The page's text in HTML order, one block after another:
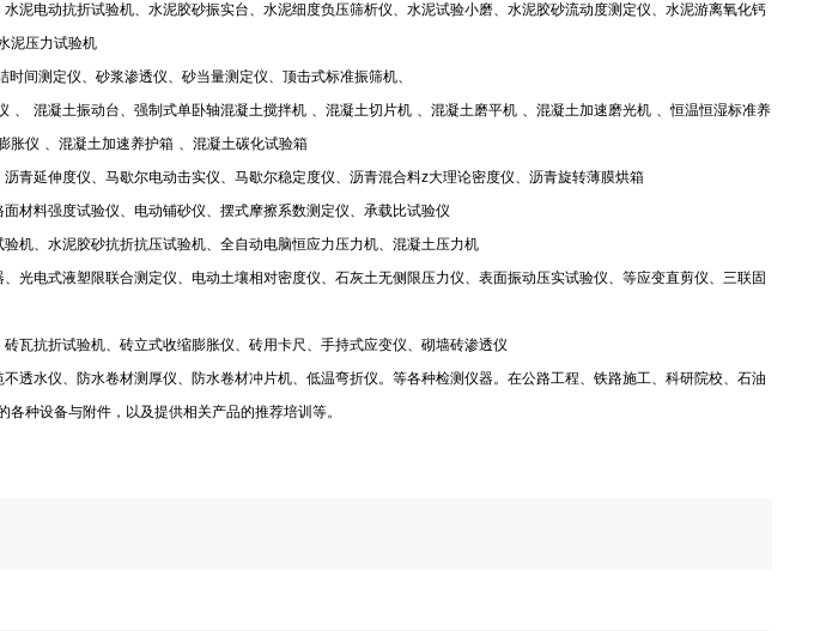
泥电动抗折试验机、水泥胶砂振实台、水泥细度负压筛析仪、水泥试验小磨、水泥胶砂流动度测定仪、水泥游离氧化钙
泥压力试验机
时间测定仪、砂浆渗透仪、砂当量测定仪、顶击式标准振筛机、
、 混凝土振动台、强制式单卧轴混凝土搅拌机 、混凝土切片机 、混凝土磨平机 、混凝土加速磨光机 、恒温恒湿标准养
胀仪 、混凝土加速养护箱 、混凝土碳化试验箱
青延伸度仪、马歇尔电动击实仪、马歇尔稳定度仪、沥青混合料z大理论密度仪、沥青旋转薄膜烘箱
材料强度试验仪、电动铺砂仪、摆式摩擦系数测定仪、承载比试验仪
机、水泥胶砂抗折抗压试验机、全自动电脑恒应力压力机、混凝土压力机
光电式液塑限联合测定仪、电动土壤相对密度仪、石灰土无侧限压力仪、表面振动压实试验仪、等应变直剪仪、三联固
瓦抗折试验机、砖立式收缩膨胀仪、砖用卡尺、手持式应变仪、砌墙砖渗透仪
透水仪、防水卷材测厚仪、防水卷材冲片机、低温弯折仪。等各种检测仪器。在公路工程、铁路施工、科研院校、石油
种设备与附件，以及提供相关产品的推荐培训等。